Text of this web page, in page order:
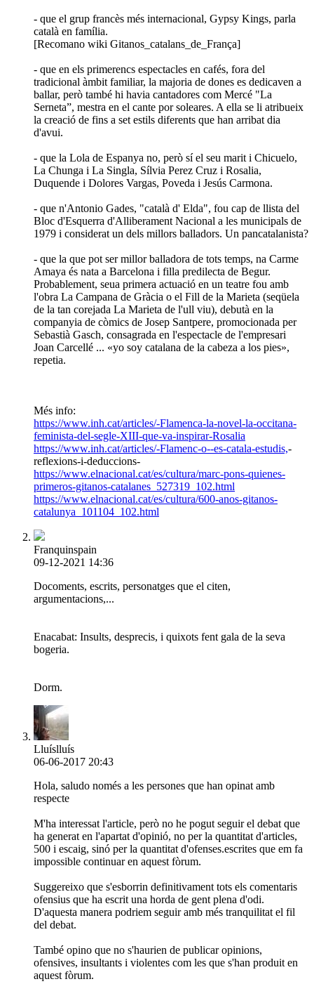
- que el grup francès més internacional, Gypsy Kings, parla
català en família.
[Recomano wiki Gitanos_catalans_de_França]
- que en els primerencs espectacles en cafés, fora del
tradicional àmbit familiar, la majoria de dones es dedicaven a
ballar, però també hi havia cantadores com Mercé "La
Serneta”, mestra en el cante por soleares. A ella se li atribueix
la creació de fins a set estils diferents que han arribat dia
d'avui.
- que la Lola de Espanya no, però sí el seu marit i Chicuelo,
La Chunga i La Singla, Sílvia Perez Cruz i Rosalia,
Duquende i Dolores Vargas, Poveda i Jesús Carmona.
- que n'Antonio Gades, "català d' Elda", fou cap de llista del
Bloc d'Esquerra d'Alliberament Nacional a les municipals de
1979 i considerat un dels millors balladors. Un pancatalanista?
- que la que pot ser millor balladora de tots temps, na Carme
Amaya és nata a Barcelona i filla predilecta de Begur.
Probablement, seua primera actuació en un teatre fou amb
l'obra La Campana de Gràcia o el Fill de la Marieta (seqüela
de la tan corejada La Marieta de l'ull viu), debutà en la
companyia de còmics de Josep Santpere, promocionada per
Sebastià Gasch, consagrada en l'espectacle de l'empresari
Joan Carcellé ... «yo soy catalana de la cabeza a los pies»,
repetia.
Més info:
https://www.inh.cat/articles/-Flamenca-la-novel-la-occitana-
feminista-del-segle-XIII-que-va-inspirar-Rosalia
https://www.inh.cat/articles/-Flamenc-o--es-catala-estudis,-
reflexions-i-deduccions-
https://www.elnacional.cat/es/cultura/marc-pons-quienes-
primeros-gitanos-catalanes_527319_102.html
https://www.elnacional.cat/es/cultura/600-anos-gitanos-
catalunya_101104_102.html
Franquinspain
09-12-2021 14:36
Docoments, escrits, personatges que el citen,
argumentacions,...
Enacabat: Insults, desprecis, i quixots fent gala de la seva
bogeria.
Dorm.
Lluíslluís
06-06-2017 20:43
Hola, saludo només a les persones que han opinat amb
respecte
M'ha interessat l'article, però no he pogut seguir el debat que
ha generat en l'apartat d'opinió, no per la quantitat d'articles,
500 i escaig, sinó per la quantitat d'ofenses.escrites que em fa
impossible continuar en aquest fòrum.
Suggereixo que s'esborrin definitivament tots els comentaris
ofensius que ha escrit una horda de gent plena d'odi.
D'aquesta manera podriem seguir amb més tranquilitat el fil
del debat.
També opino que no s'haurien de publicar opinions,
ofensives, insultants i violentes com les que s'han produit en
aquest fòrum.